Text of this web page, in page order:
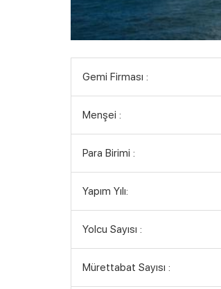
Gemi Firması :
Menşei :
Para Birimi :
Yapım Yılı:
Yolcu Sayısı :
Mürettabat Sayısı :